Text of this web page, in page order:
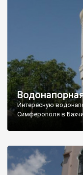
Интересную
Симферополя в